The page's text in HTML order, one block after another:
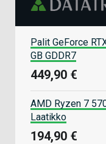
Palit GeForce
GB GDDR7
449,90 €
AMD Ryzen 7
Laatikko
194,90 €